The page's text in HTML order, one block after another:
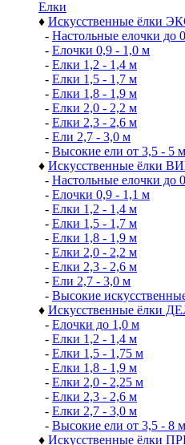
Елки
♦ Искусственные ёлки
- Настольные елочки до
- Елочки 0,9 - 1,0 м
- Елки 1,2 - 1,4 м
- Елки 1,5 - 1,7 м
- Елки 1,8 - 1,9 м
- Елки 2,0 - 2,2 м
- Елки 2,3 - 2,6 м
- Ели 2,7 - 3,0 м
- Высокие ели от 3,5 - 5 м
♦ Искусственные ёлки
- Настольные елочки до
- Елочки 0,9 - 1,1 м
- Елки 1,2 - 1,4 м
- Елки 1,5 - 1,7 м
- Елки 1,8 - 1,9 м
- Елки 2,0 - 2,2 м
- Елки 2,3 - 2,6 м
- Ели 2,7 - 3,0 м
- Высокие
♦ Искусственные ёлки
- Елочки до 1,0 м
- Елки 1,2 - 1,4 м
- Елки 1,5 - 1,75 м
- Елки 1,8 - 1,9 м
- Елки 2,0 - 2,25 м
- Елки 2,3 - 2,6 м
- Елки 2,7 - 3,0 м
- Высокие ели от 3,5 - 8 м
♦ Искусственные ёлки